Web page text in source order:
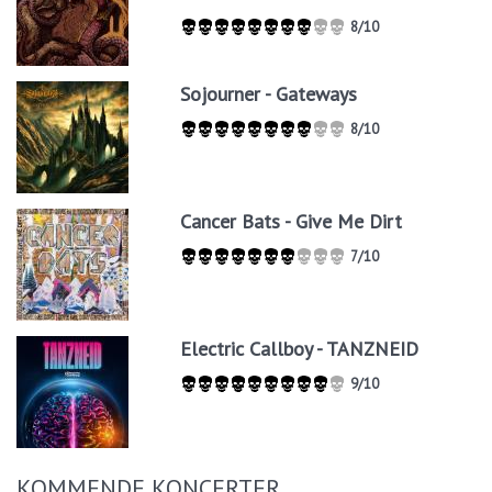
8/10
Sojourner - Gateways
8/10
Cancer Bats - Give Me Dirt
7/10
Electric Callboy - TANZNEID
9/10